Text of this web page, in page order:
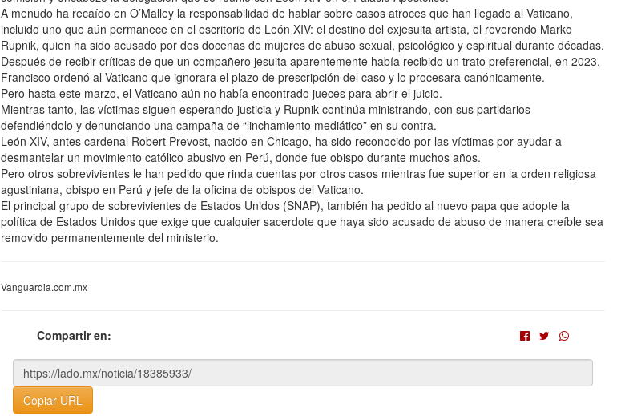
A menudo ha recaído en O’Malley la responsabilidad de hablar sobre casos atroces que han llegado al Vaticano,
incluido uno que aún permanece en el escritorio de León XIV: el destino del exjesuita artista, el reverendo Marko
Rupnik, quien ha sido acusado por dos docenas de mujeres de abuso sexual, psicológico y espiritual durante décadas.
Después de recibir críticas de que un compañero jesuita aparentemente había recibido un trato preferencial, en 2023,
Francisco ordenó al Vaticano que ignorara el plazo de prescripción del caso y lo procesara canónicamente.
Pero hasta este marzo, el Vaticano aún no había encontrado jueces para abrir el juicio.
Mientras tanto, las víctimas siguen esperando justicia y Rupnik continúa ministrando, con sus partidarios
defendiéndolo y denunciando una campaña de “linchamiento mediático” en su contra.
León XIV, antes cardenal Robert Prevost, nacido en Chicago, ha sido reconocido por las víctimas por ayudar a
desmantelar un movimiento católico abusivo en Perú, donde fue obispo durante muchos años.
Pero otros sobrevivientes le han pedido que rinda cuentas por otros casos mientras fue superior en la orden religiosa
agustiniana, obispo en Perú y jefe de la oficina de obispos del Vaticano.
El principal grupo de sobrevivientes de Estados Unidos (SNAP), también ha pedido al nuevo papa que adopte la
política de Estados Unidos que exige que cualquier sacerdote que haya sido acusado de abuso de manera creíble sea
removido permanentemente del ministerio.
Vanguardia.com.mx
Compartir en:
Copiar URL